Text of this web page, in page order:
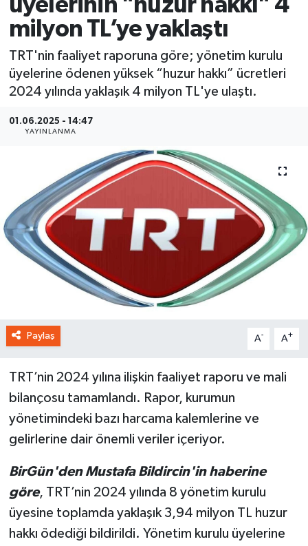
üyelerinin "huzur hakkı" 4
milyon TL’ye yaklaştı
TRT'nin faaliyet raporuna göre; yönetim kurulu
üyelerine ödenen yüksek “huzur hakkı” ücretleri
2024 yılında yaklaşık 4 milyon TL'ye ulaştı.
01.06.2025 - 14:47
YAYINLANMA
Paylaş A- A+
TRT’nin 2024 yılına ilişkin faaliyet raporu ve mali
bilançosu tamamlandı. Rapor, kurumun
yönetimindeki bazı harcama kalemlerine ve
gelirlerine dair önemli veriler içeriyor.
BirGün'den Mustafa Bildircin'in haberine
göre, TRT’nin 2024 yılında 8 yönetim kurulu
üyesine toplamda yaklaşık 3,94 milyon TL huzur
hakkı ödediği bildirildi. Yönetim kurulu üyelerine